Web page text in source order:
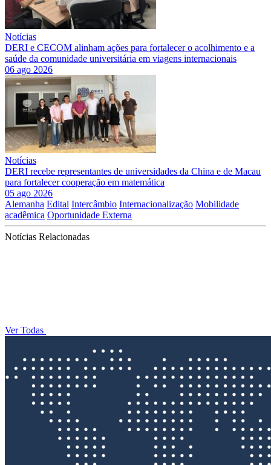
Notícias
DERI e CECOM alinham ações para fortalecer o acolhimento e a
saúde da comunidade universitária em viagens internacionais
06 ago 2026
Notícias
DERI recebe representantes de universidades da China e de Macau
para fortalecer cooperação em matemática
05 ago 2026
Alemanha Edital Intercâmbio Internacionalização Mobilidade
acadêmica Oportunidade Externa
Notícias Relacionadas
Ver Todas